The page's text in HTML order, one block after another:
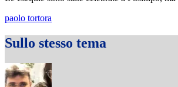
paolo tortora
Sullo stesso tema